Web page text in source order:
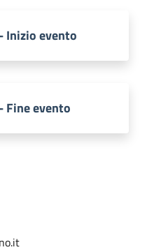
Inizio evento
Fine evento